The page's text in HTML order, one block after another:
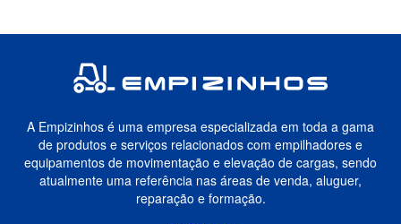
A Empizinhos é uma empresa especializada em toda a gama
de produtos e serviços relacionados com empilhadores e
equipamentos de movimentação e elevação de cargas, sendo
atualmente uma referência nas áreas de venda, aluguer,
reparação e formação.